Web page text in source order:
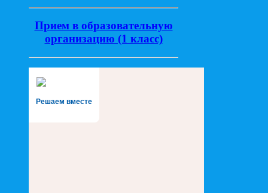
Прием в образовательную
организацию (1 класс)
Решаем вместе